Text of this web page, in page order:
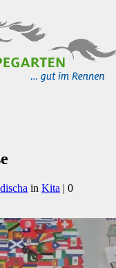
discha in Kita | 0